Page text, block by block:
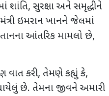
સુરક્ષા અને સમૃદ્ધીને
ઇમરાન ખાનને જેલમાં
આંતરિક મામલો છે,
વાત કરી, તેમણે કહ્યું કે,
છે. તેમના જીવને અમારી